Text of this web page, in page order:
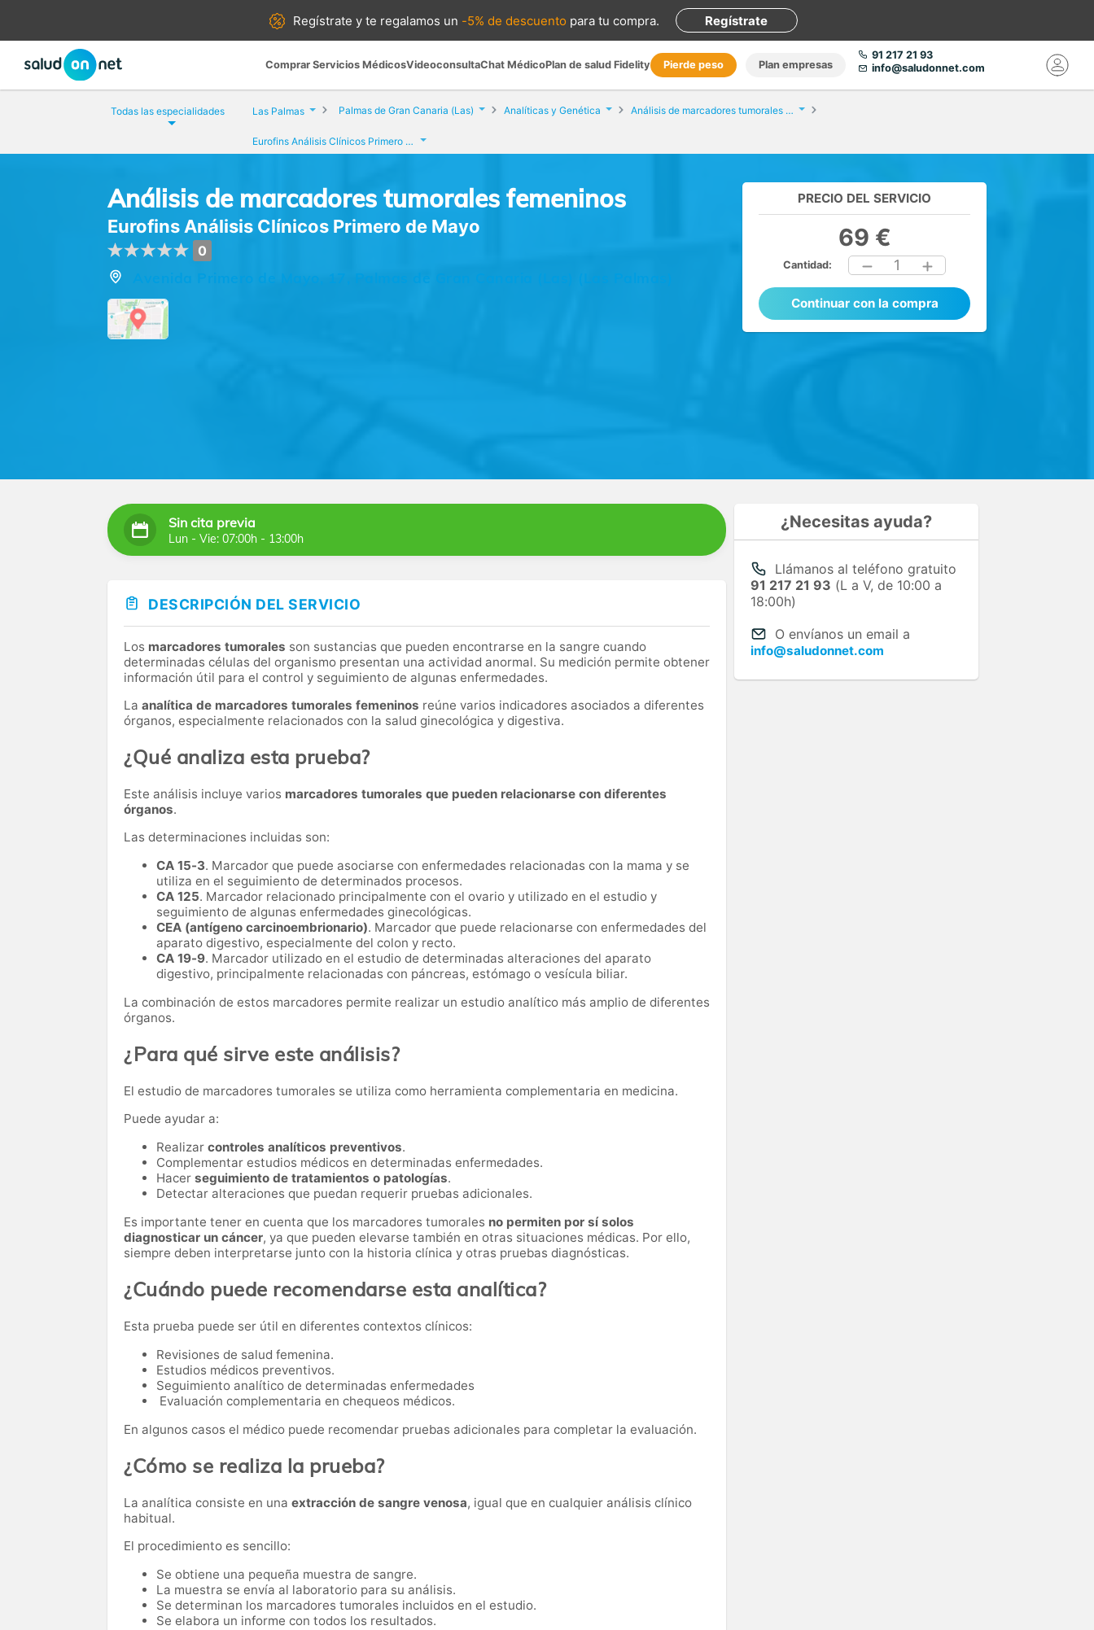
Regístrate yte regalamos un -5% de descuento para tu compra. Regístrate
Comprar Servicios MédicosVideoconsultaChat MédicoPlan de salud Fidelity Pierde peso Plan empresas
91 217 21 93
info@saludonnet.com
Todas las especialidades Las Palmas Palmas de Gran Canaria (Las) Analíticas y Genética Análisis de marcadores tumorales femeninos
Eurofins Análisis Clínicos Primero de Mayo
Análisis de marcadores tumorales femeninos
Eurofins Análisis Clínicos Primero de Mayo
0
PRECIO DEL SERVICIO
69 €
Cantidad: 1
Continuar con la compra
Sin cita previa
Lun - Vie: 07:00h - 13:00h
DESCRIPCIÓN DEL SERVICIO
Los marcadores tumorales son sustancias que pueden encontrarse en la sangre cuando
determinadas células del organismo presentan una actividad anormal. Su medición permite obtener
información útil para el control y seguimiento de algunas enfermedades.
La analítica de marcadores tumorales femeninos reúne varios indicadores asociados a diferentes
órganos, especialmente relacionados con la salud ginecológica y digestiva.
¿Qué analiza esta prueba?
Este análisis incluye varios marcadores tumorales que pueden relacionarse con diferentes
órganos.
Las determinaciones incluidas son:
CA 15-3. Marcador que puede asociarse con enfermedades relacionadas con la mama y se
utiliza en el seguimiento de determinados procesos.
CA 125. Marcador relacionado principalmente con el ovario y utilizado en el estudio y
seguimiento de algunas enfermedades ginecológicas.
CEA (antígeno carcinoembrionario). Marcador que puede relacionarse con enfermedades del
aparato digestivo, especialmente del colon y recto.
CA 19-9. Marcador utilizado en el estudio de determinadas alteraciones del aparato
digestivo, principalmente relacionadas con páncreas, estómago o vesícula biliar.
La combinación de estos marcadores permite realizar un estudio analítico más amplio de diferentes
órganos.
¿Para qué sirve este análisis?
El estudio de marcadores tumorales se utiliza como herramienta complementaria en medicina.
Puede ayudar a:
Realizar controles analíticos preventivos.
Complementar estudios médicos en determinadas enfermedades.
Hacer seguimiento de tratamientos o patologías.
Detectar alteraciones que puedan requerir pruebas adicionales.
Es importante tener en cuenta que los marcadores tumorales no permiten por sí solos
diagnosticar un cáncer, ya que pueden elevarse también en otras situaciones médicas. Por ello,
siempre deben interpretarse junto con la historia clínica y otras pruebas diagnósticas.
¿Cuándo puede recomendarse esta analítica?
Esta prueba puede ser útil en diferentes contextos clínicos:
Revisiones de salud femenina.
Estudios médicos preventivos.
Seguimiento analítico de determinadas enfermedades
Evaluación complementaria en chequeos médicos.
En algunos casos el médico puede recomendar pruebas adicionales para completar la evaluación.
¿Cómo se realiza la prueba?
La analítica consiste en una extracción de sangre venosa, igual que en cualquier análisis clínico
habitual.
El procedimiento es sencillo:
Se obtiene una pequeña muestra de sangre.
La muestra se envía al laboratorio para su análisis.
Se determinan los marcadores tumorales incluidos en el estudio.
Se elabora un informe con todos los resultados.
¿Necesitas ayuda?
Llámanos al teléfono gratuito
91 217 21 93 (L a V, de 10:00 a
18:00h)
O envíanos un email a
info@saludonnet.com